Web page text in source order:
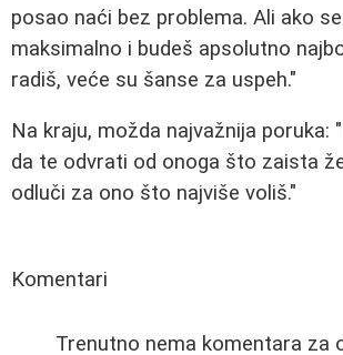
posao naći bez problema. Ali ako
maksimalno i budeš apsolutno
radiš, veće su šanse za uspeh."
Na kraju, možda najvažnija poruka:
da te odvrati od onoga što zaista
odluči za ono što najviše voliš."
Komentari
Trenutno nema komentara za